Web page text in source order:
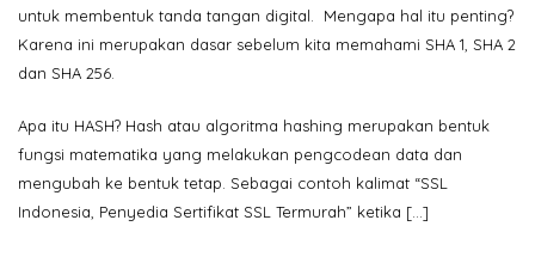
untuk membentuk tanda tangan digital. Mengapa hal itu penting?
Karena ini merupakan dasar sebelum kita memahami SHA 1, SHA 2
dan SHA 256.
Apa itu HASH? Hash atau algoritma hashing merupakan bentuk
fungsi matematika yang melakukan pengcodean data dan
mengubah ke bentuk tetap. Sebagai contoh kalimat “SSL
Indonesia, Penyedia Sertifikat SSL Termurah” ketika […]